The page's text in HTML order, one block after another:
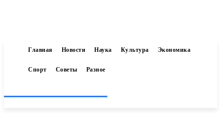
Главная Новости Наука Культура Экономика
Спорт Советы Разное